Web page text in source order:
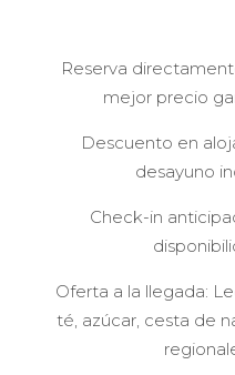
Reserva
mejor precio
Descuento en
desayuno
Check-in
Oferta a la llegada:
té, azúcar, cesta de